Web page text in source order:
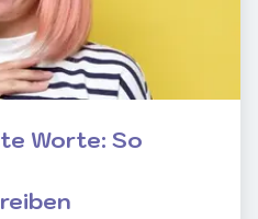
Worte: So